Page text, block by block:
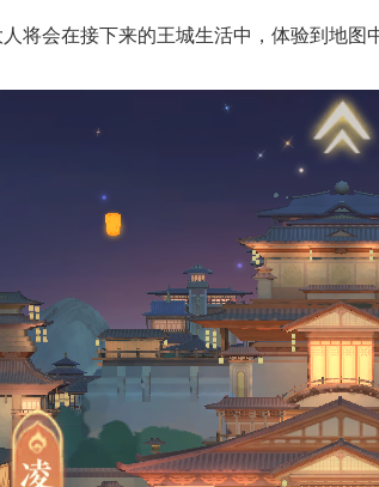
将会在接下来的王城生活中，体验到地图